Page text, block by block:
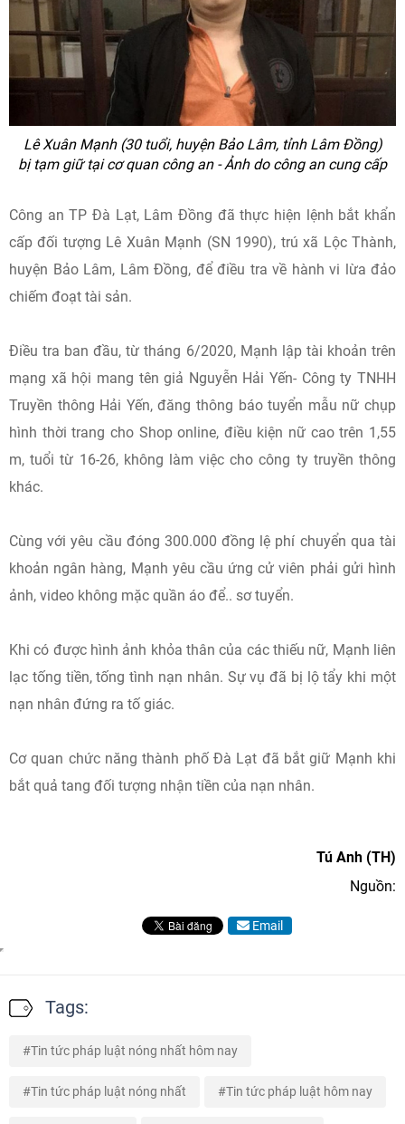
Lê Xuân Mạnh (30 tuổi, huyện Bảo Lâm, tỉnh Lâm Đồng)
bị tạm giữ tại cơ quan công an - Ảnh do công an cung cấp
Công an TP Đà Lạt, Lâm Đồng đã thực hiện lệnh bắt khẩn
cấp đối tượng Lê Xuân Mạnh (SN 1990), trú xã Lộc Thành,
huyện Bảo Lâm, Lâm Đồng, để điều tra về hành vi lừa đảo
chiếm đoạt tài sản.
Điều tra ban đầu, từ tháng 6/2020, Mạnh lập tài khoản trên
mạng xã hội mang tên giả Nguyễn Hải Yến- Công ty TNHH
Truyền thông Hải Yến, đăng thông báo tuyển mẫu nữ chụp
hình thời trang cho Shop online, điều kiện nữ cao trên 1,55
m, tuổi từ 16-26, không làm việc cho công ty truyền thông
khác.
Cùng với yêu cầu đóng 300.000 đồng lệ phí chuyển qua tài
khoản ngân hàng, Mạnh yêu cầu ứng cử viên phải gửi hình
ảnh, video không mặc quần áo để.. sơ tuyển.
Khi có được hình ảnh khỏa thân của các thiếu nữ, Mạnh liên
lạc tống tiền, tống tình nạn nhân. Sự vụ đã bị lộ tẩy khi một
nạn nhân đứng ra tố giác.
Cơ quan chức năng thành phố Đà Lạt đã bắt giữ Mạnh khi
bắt quả tang đối tượng nhận tiền của nạn nhân.
Tú Anh (TH)
Nguồn:
Email
Tags:
Tin tức pháp luật nóng nhất hôm nay
Tin tức pháp luật nóng nhất Tin tức pháp luật hôm nay